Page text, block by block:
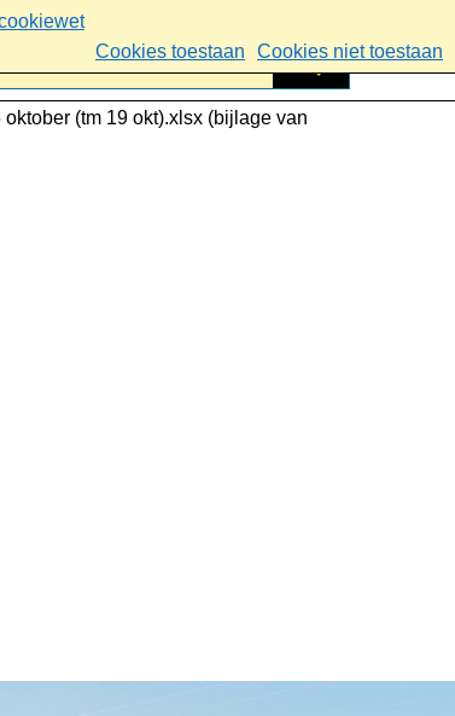
Cookies toestaan
Cookies niet toestaan
(tm 19 okt).xlsx (bijlage van